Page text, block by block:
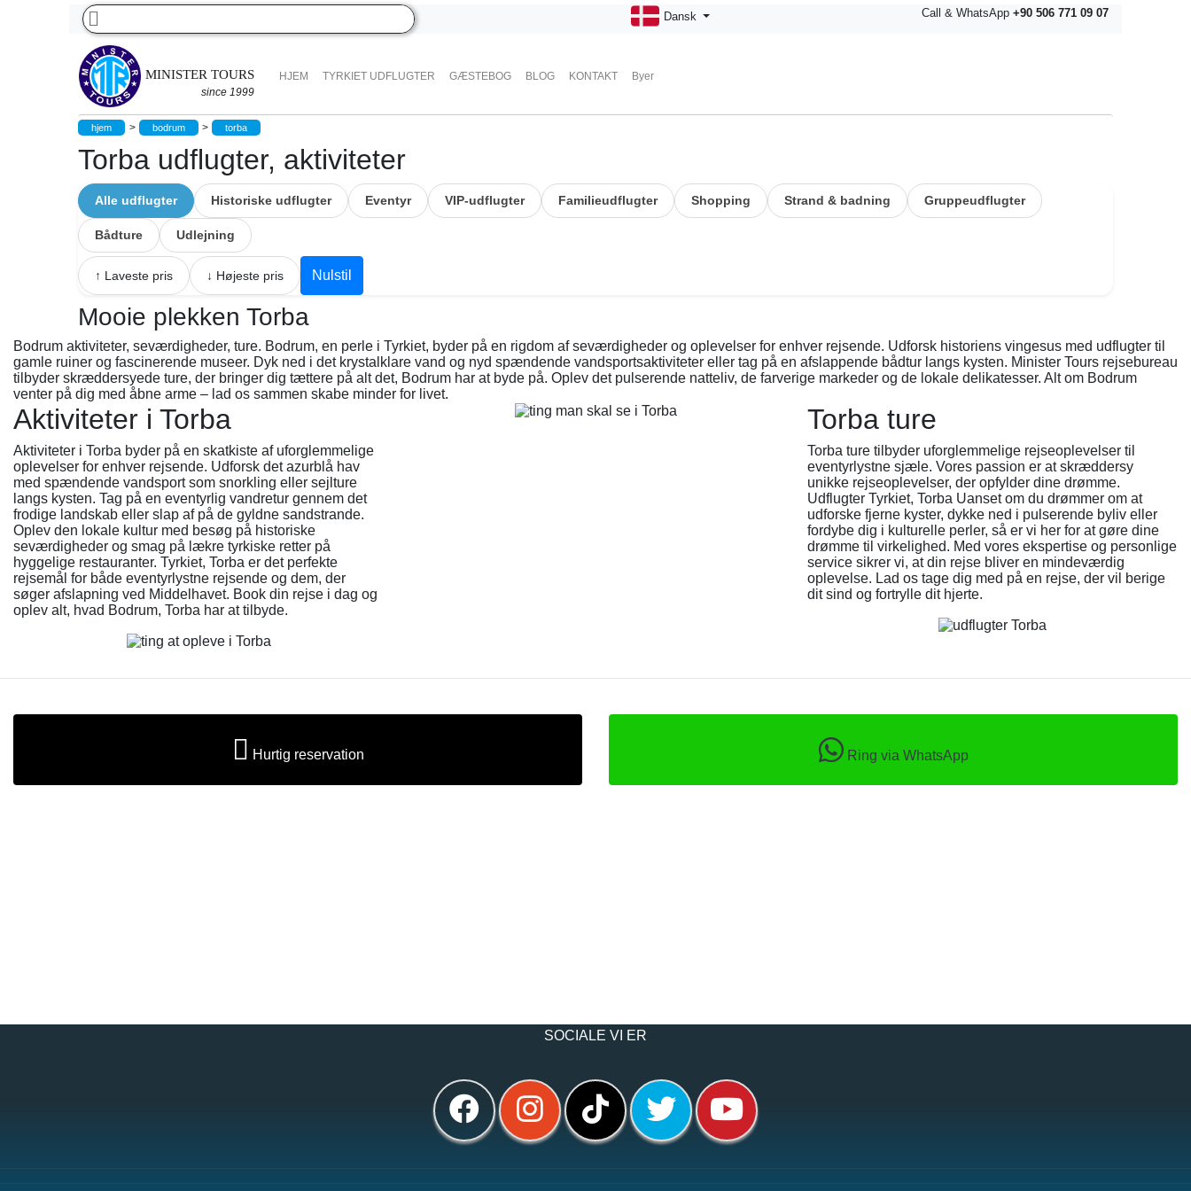
MINISTER TOURS
since 1999
HJEM TYRKIET UDFLUGTER GÆSTEBOG BLOG KONTAKT Byer
Dansk Call & WhatsApp +90 506 771 09 07
hjem > bodrum > torba
Torba udflugter, aktiviteter
Alle udflugter Historiske udflugter Eventyr VIP-udflugter Familieudflugter Shopping Strand & badning Gruppeudflugter
Bådture Udlejning
↑ Laveste pris ↓ Højeste pris Nulstil
Mooie plekken Torba
Bodrum aktiviteter, seværdigheder, ture. Bodrum, en perle i Tyrkiet, byder på en rigdom af seværdigheder og oplevelser for enhver rejsende. Udforsk historiens vingesus med udflugter til
gamle ruiner og fascinerende museer. Dyk ned i det krystalklare vand og nyd spændende vandsportsaktiviteter eller tag på en afslappende bådtur langs kysten. Minister Tours rejsebureau
tilbyder skræddersyede ture, der bringer dig tættere på alt det, Bodrum har at byde på. Oplev det pulserende natteliv, de farverige markeder og de lokale delikatesser. Alt om Bodrum
venter på dig med åbne arme – lad os sammen skabe minder for livet.
Aktiviteter i Torba
Aktiviteter i Torba byder på en skatkiste af uforglemmelige
oplevelser for enhver rejsende. Udforsk det azurblå hav
med spændende vandsport som snorkling eller sejlture
langs kysten. Tag på en eventyrlig vandretur gennem det
frodige landskab eller slap af på de gyldne sandstrande.
Oplev den lokale kultur med besøg på historiske
seværdigheder og smag på lækre tyrkiske retter på
hyggelige restauranter. Tyrkiet, Torba er det perfekte
rejsemål for både eventyrlystne rejsende og dem, der
søger afslapning ved Middelhavet. Book din rejse i dag og
oplev alt, hvad Bodrum, Torba har at tilbyde.
Torba ture
Torba ture tilbyder uforglemmelige rejseoplevelser til
eventyrlystne sjæle. Vores passion er at skræddersy
unikke rejseoplevelser, der opfylder dine drømme.
Udflugter Tyrkiet, Torba Uanset om du drømmer om at
udforske fjerne kyster, dykke ned i pulserende byliv eller
fordybe dig i kulturelle perler, så er vi her for at gøre dine
drømme til virkelighed. Med vores ekspertise og personlige
service sikrer vi, at din rejse bliver en mindeværdig
oplevelse. Lad os tage dig med på en rejse, der vil berige
dit sind og fortrylle dit hjerte.
Hurtig reservation Ring via WhatsApp
SOCIALE VI ER